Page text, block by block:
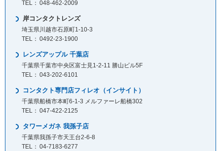
048-462-2009
岸コンタクトレンズ
埼玉県川越市石原町1-10-3
0492-23-1900
レンズアップル 千葉店
千葉県千葉市中央区富士見1-2-11 勝山ビル5F
043-202-6101
コンタクト専門店フィレオ（インサイト）
千葉県船橋市本町6-1-3 メルファーレ船橋302
047-422-2125
タワーメガネ 我孫子店
千葉県我孫子市天王台2-6-8
04-7183-6277